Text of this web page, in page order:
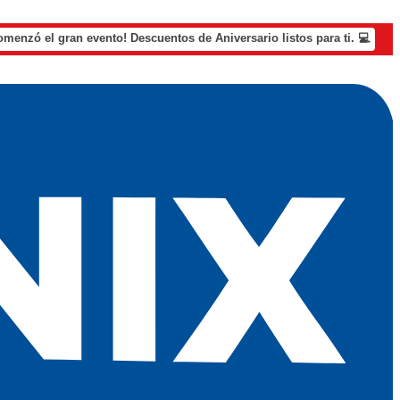
el gran evento! Descuentos de Aniversario listos para ti. 💻